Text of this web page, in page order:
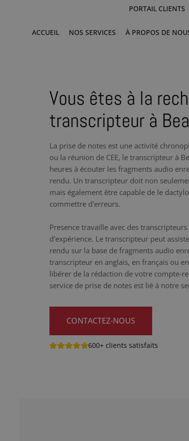
PORTAIL CLIENTS
ACCUEIL NOS SERVICES À PROPOS DE
Vous êtes à la
transcripteur à
La prise de notes est une activité
ou la réunion de CEE, le transcripteur à
heures à écouter les fragments audio
rendu. Un transcripteur doit non
mais également être capable de le
commettre d'erreurs.
Presence travaille avec des
d'expérience. Le transcripteur peut
rendu sur la base de fragments audio
transcripteur en anglais, en français ou
libérer de la rédaction de votre compte-
service de prise de notes est lié à notre
CONTACTEZ-NOUS
600+ clients satisfaits